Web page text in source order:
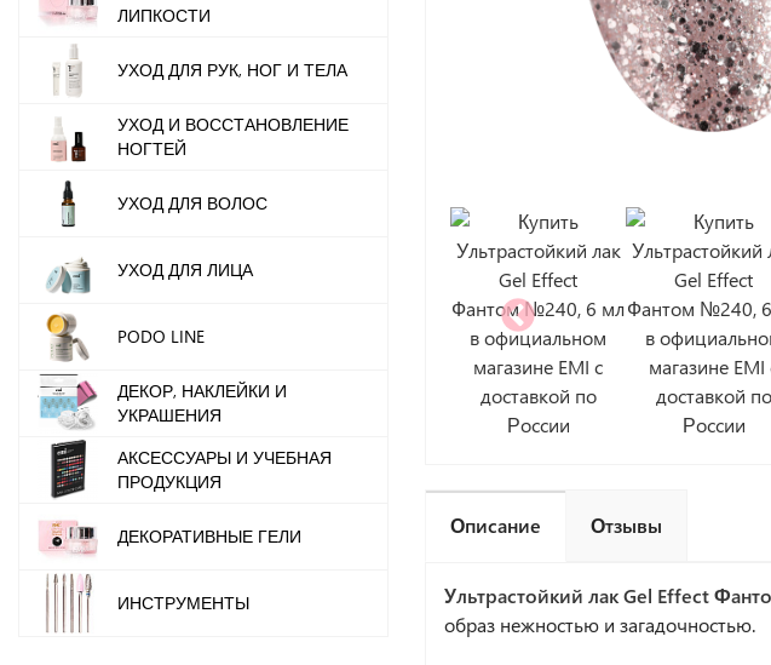
Описание Отзывы
Ультрастойкий лак Gel Effect
образ нежностью и загадочностью.
ЛИПКОСТИ
УХОД ДЛЯ РУК, НОГ И ТЕЛА
УХОД И ВОССТАНОВЛЕНИЕ
НОГТЕЙ
УХОД ДЛЯ ВОЛОС
УХОД ДЛЯ ЛИЦА
PODO LINE
ДЕКОР, НАКЛЕЙКИ И
УКРАШЕНИЯ
АКСЕССУАРЫ И УЧЕБНАЯ
ПРОДУКЦИЯ
ДЕКОРАТИВНЫЕ ГЕЛИ
ИНСТРУМЕНТЫ